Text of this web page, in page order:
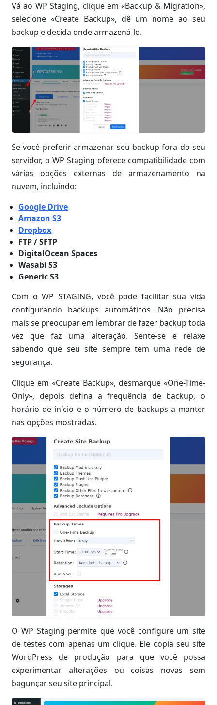
Vá ao WP Staging, clique em «Backup & Migration»,
selecione «Create Backup», dê um nome ao seu
backup e decida onde armazená-lo.
Se você preferir armazenar seu backup fora do seu
servidor, o WP Staging oferece compatibilidade com
várias opções externas de armazenamento na
nuvem, incluindo:
Google Drive
Amazon S3
Dropbox
FTP / SFTP
DigitalOcean Spaces
Wasabi S3
Generic S3
Com o WP STAGING, você pode facilitar sua vida
configurando backups automáticos. Não precisa
mais se preocupar em lembrar de fazer backup toda
vez que faz uma alteração. Sente-se e relaxe
sabendo que seu site sempre tem uma rede de
segurança.
Clique em «Create Backup», desmarque «One-Time-
Only», depois defina a frequência de backup, o
horário de início e o número de backups a manter
nas opções mostradas.
O WP Staging permite que você configure um site
de testes com apenas um clique. Ele copia seu site
WordPress de produção para que você possa
experimentar alterações ou coisas novas sem
bagunçar seu site principal.